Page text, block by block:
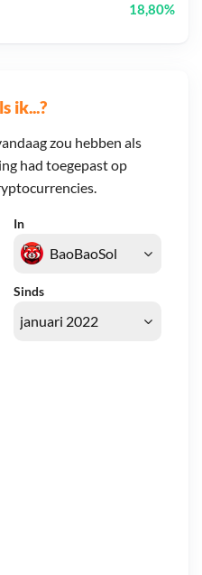
ik...?
zou hebben als
had toegepast op
In
Sinds
18,80%